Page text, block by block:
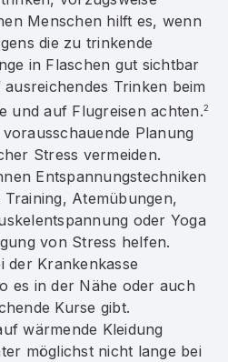
Menschen hilft es, wenn
die zu trinkende
in Flaschen gut sichtbar
Trinken beim
und auf Flugreisen achten.2
Planung
Stress vermeiden.
Entspannungstechniken
Atemübungen,
oder Yoga
von Stress helfen.
der Krankenkasse
es in der Nähe oder auch
Kurse gibt.
wärmende Kleidung
möglichst nicht lange bei